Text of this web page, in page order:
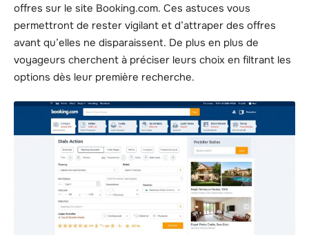
offres sur le site Booking.com. Ces astuces vous
permettront de rester vigilant et d’attraper des offres
avant qu’elles ne disparaissent. De plus en plus de
voyageurs cherchent à préciser leurs choix en filtrant les
options dès leur première recherche.